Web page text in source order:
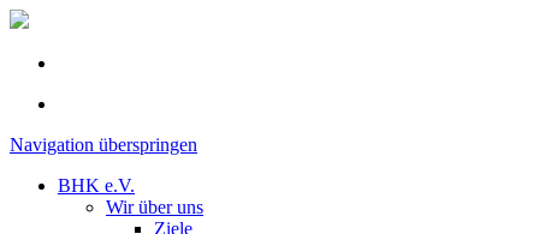
Navigation überspringen
BHK e.V.
Wir über uns
Ziele